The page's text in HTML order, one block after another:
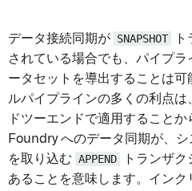
データ接続同期が SNAPSHOT
されている場合でも、パイプラ
ータセットを導出することは
ルパイプラインの多くの利点
ドツーエンドで適用することか
Foundry へのデータ同期が、
を取り込む APPEND
トランザ
あることを意味します。イン